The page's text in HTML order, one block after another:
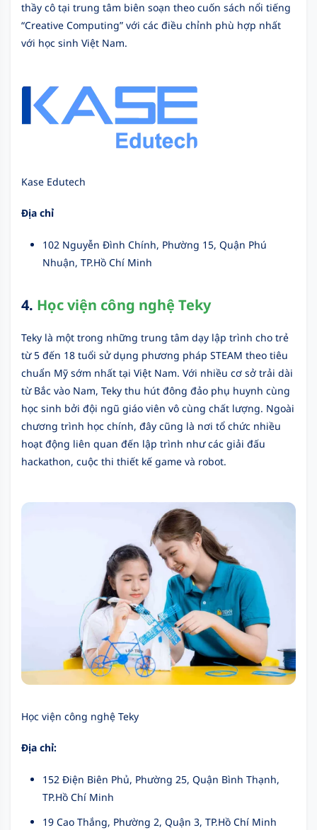
thầy cô tại trung tâm biên soạn theo cuốn sách nổi tiếng
“Creative Computing” với các điều chỉnh phù hợp nhất
với học sinh Việt Nam.
Kase Edutech
Địa chỉ
102 Nguyễn Đình Chính, Phường 15, Quận Phú
Nhuận, TP.Hồ Chí Minh
4. Học viện công nghệ Teky
Teky là một trong những trung tâm dạy lập trình cho trẻ
từ 5 đến 18 tuổi sử dụng phương pháp STEAM theo tiêu
chuẩn Mỹ sớm nhất tại Việt Nam. Với nhiều cơ sở trải dài
từ Bắc vào Nam, Teky thu hút đông đảo phụ huynh cùng
học sinh bởi đội ngũ giáo viên vô cùng chất lượng. Ngoài
chương trình học chính, đây cũng là nơi tổ chức nhiều
hoạt động liên quan đến lập trình như các giải đấu
hackathon, cuộc thi thiết kế game và robot.
Học viện công nghệ Teky
Địa chỉ:
152 Điện Biên Phủ, Phường 25, Quận Bình Thạnh,
TP.Hồ Chí Minh
19 Cao Thắng, Phường 2, Quận 3, TP.Hồ Chí Minh